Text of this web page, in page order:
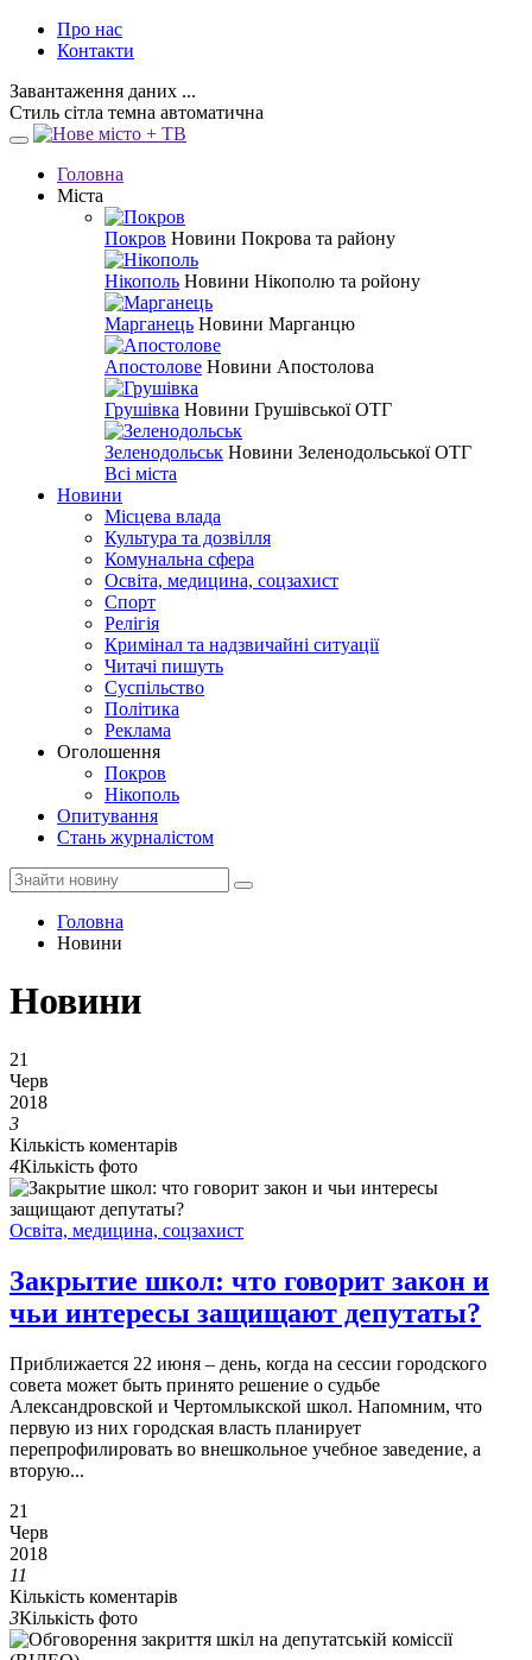
Про нас
Контакти
Завантаження даних ...
Стиль сітла темна автоматична
Головна
Міста
Покров Новини Покрова та району
Нікополь Новини Нікополю та ройону
Марганець Новини Марганцю
Апостолове Новини Апостолова
Грушівка Новини Грушівської ОТГ
Зеленодольськ Новини Зеленодольської ОТГ
Всі міста
Новини
Місцева влада
Культура та дозвілля
Комунальна сфера
Освіта, медицина, соцзахист
Спорт
Релігія
Кримінал та надзвичайні ситуації
Читачі пишуть
Суспільство
Політика
Реклама
Оголошення
Покров
Нікополь
Опитування
Стань журналістом
Головна
Новини
Новини
21
Черв
2018
3
Кількість коментарів
4Кількість фото
Освіта, медицина, соцзахист
Закрытие школ: что говорит закон и
чьи интересы защищают депутаты?
Приближается 22 июня – день, когда на сессии городского
совета может быть принято решение о судьбе
Александровской и Чертомлыкской школ. Напомним, что
первую из них городская власть планирует
перепрофилировать во внешкольное учебное заведение, а
вторую...
21
Черв
2018
11
Кількість коментарів
3Кількість фото